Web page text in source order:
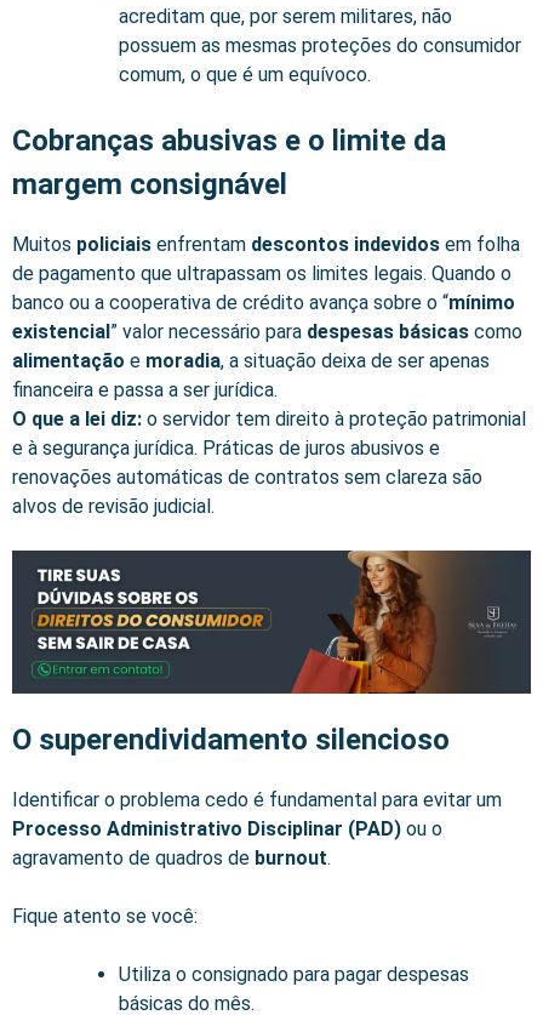
acreditam que, por serem militares, não
possuem as mesmas proteções do consumidor
comum, o que é um equívoco.
Cobranças abusivas e o limite da
margem consignável
Muitos policiais enfrentam descontos indevidos em folha
de pagamento que ultrapassam os limites legais. Quando o
banco ou a cooperativa de crédito avança sobre o “mínimo
existencial” valor necessário para despesas básicas como
alimentação e moradia, a situação deixa de ser apenas
financeira e passa a ser jurídica.
O que a lei diz: o servidor tem direito à proteção patrimonial
e à segurança jurídica. Práticas de juros abusivos e
renovações automáticas de contratos sem clareza são
alvos de revisão judicial.
O superendividamento silencioso
Identificar o problema cedo é fundamental para evitar um
Processo Administrativo Disciplinar (PAD) ou o
agravamento de quadros de burnout.
Fique atento se você:
Utiliza o consignado para pagar despesas
básicas do mês.